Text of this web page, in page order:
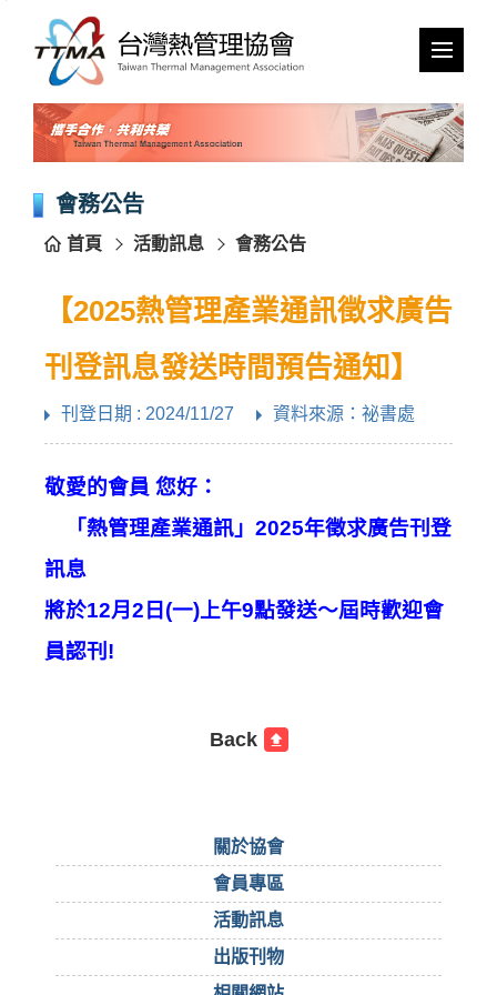
跳
會務公告
首頁 活動訊息 會務公告
【2025熱管理產業通訊徵求廣告
刊登訊息發送時間預告通知】
刊登日期 : 2024/11/27 資料來源：祕書處
敬愛的會員 您好：
「熱管理產業通訊」 2025年徵求廣告刊登
訊息
將於12月 2 日 (一)上午9點發送～屆時歡迎會
員認刊 !
Back
關於協會
會員專區
活動訊息
出版刊物